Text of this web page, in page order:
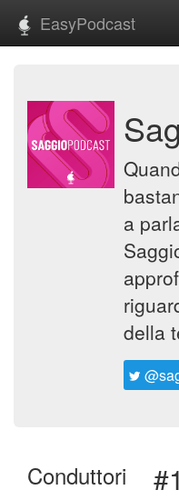
EasyPodcast
a
della
Conduttori